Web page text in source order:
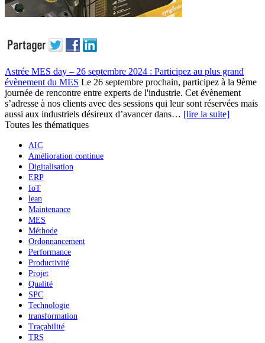
Astrée MES day – 26 septembre 2024 : Participez au plus grand
évènement du MES Le 26 septembre prochain, participez à la 9ème
journée de rencontre entre experts de l'industrie. Cet évènement
s’adresse à nos clients avec des sessions qui leur sont réservées mais
aussi aux industriels désireux d’avancer dans… [lire la suite]
Toutes les thématiques
AIC
Amélioration continue
Digitalisation
ERP
IoT
lean
Maintenance
MES
Méthode
Ordonnancement
Performance
Productivité
Projet
Qualité
SPC
Technologie
transformation
Traçabilité
TRS